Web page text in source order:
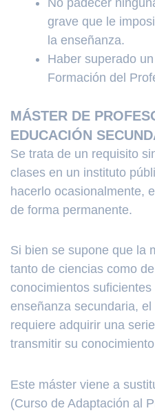
grave que le
la enseñanza.
Haber superado
Formación del
MÁSTER DE
EDUCACIÓN
Se trata de un requisito
clases en un instituto
hacerlo ocasionalmente,
de forma permanente.
Si bien se supone que la
tanto de ciencias como
conocimientos
enseñanza secundaria,
requiere adquirir una
transmitir su
Este máster viene a
(Curso de Adaptación al